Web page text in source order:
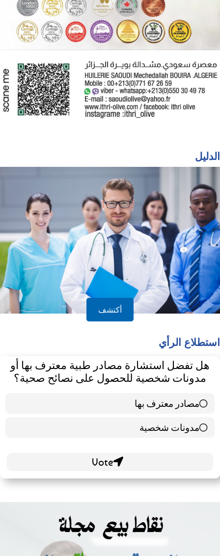
الدليل
أكتشف
استطلاع الرأي
هل تفضل استشارة مصادر طبية معترف بها أو
مدونات شخصية للحصول على نصائح صحية؟
مصادر معترف بها
39 ( 65 % )
مدونات شخصية
21 ( 35 % )